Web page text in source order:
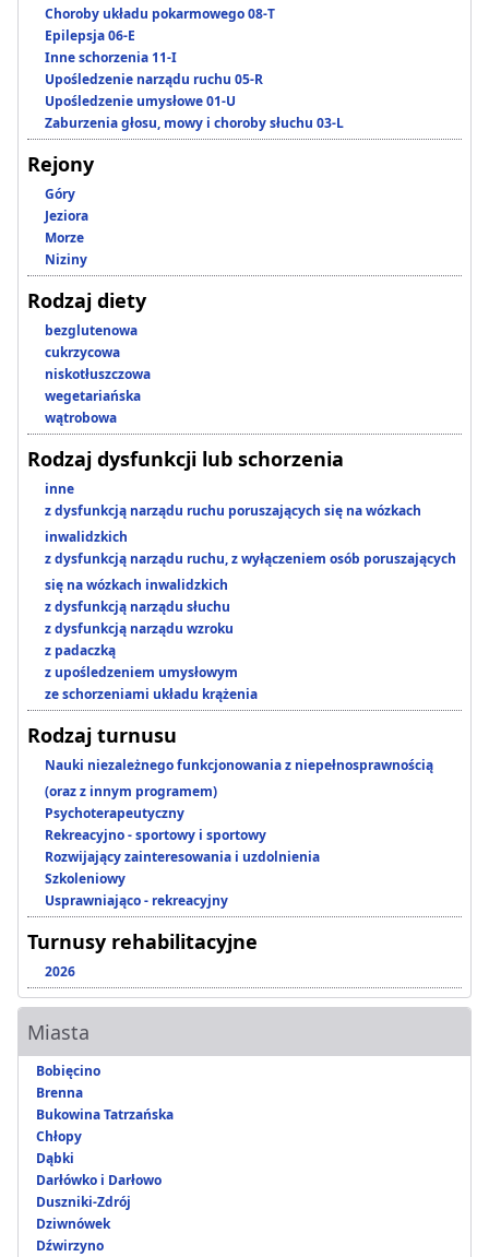
Choroby układu pokarmowego 08-T
Epilepsja 06-E
Inne schorzenia 11-I
Upośledzenie narządu ruchu 05-R
Upośledzenie umysłowe 01-U
Zaburzenia głosu, mowy i choroby słuchu 03-L
Rejony
Góry
Jeziora
Morze
Niziny
Rodzaj diety
bezglutenowa
cukrzycowa
niskotłuszczowa
wegetariańska
wątrobowa
Rodzaj dysfunkcji lub schorzenia
inne
z dysfunkcją narządu ruchu poruszających się na wózkach
inwalidzkich
z dysfunkcją narządu ruchu, z wyłączeniem osób poruszających
się na wózkach inwalidzkich
z dysfunkcją narządu słuchu
z dysfunkcją narządu wzroku
z padaczką
z upośledzeniem umysłowym
ze schorzeniami układu krążenia
Rodzaj turnusu
Nauki niezależnego funkcjonowania z niepełnosprawnością
(oraz z innym programem)
Psychoterapeutyczny
Rekreacyjno - sportowy i sportowy
Rozwijający zainteresowania i uzdolnienia
Szkoleniowy
Usprawniająco - rekreacyjny
Turnusy rehabilitacyjne
2026
Miasta
Bobięcino
Brenna
Bukowina Tatrzańska
Chłopy
Dąbki
Darłówko i Darłowo
Duszniki-Zdrój
Dziwnówek
Dźwirzyno